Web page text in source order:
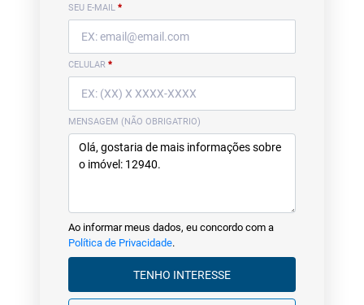
SEU E-MAIL *
CELULAR *
MENSAGEM (NÃO OBRIGATRIO)
Ao informar meus dados, eu concordo com a
Política de Privacidade.
TENHO INTERESSE